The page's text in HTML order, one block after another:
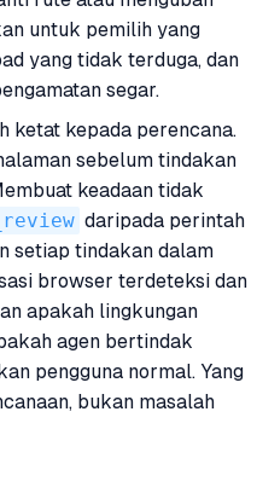
untuk pemilih yang
yang tidak terduga, dan
segar.
ketat kepada perencana.
sebelum tindakan
keadaan tidak
daripada perintah
setiap tindakan dalam
browser terdeteksi dan
apakah lingkungan
agen bertindak
pengguna normal. Yang
bukan masalah